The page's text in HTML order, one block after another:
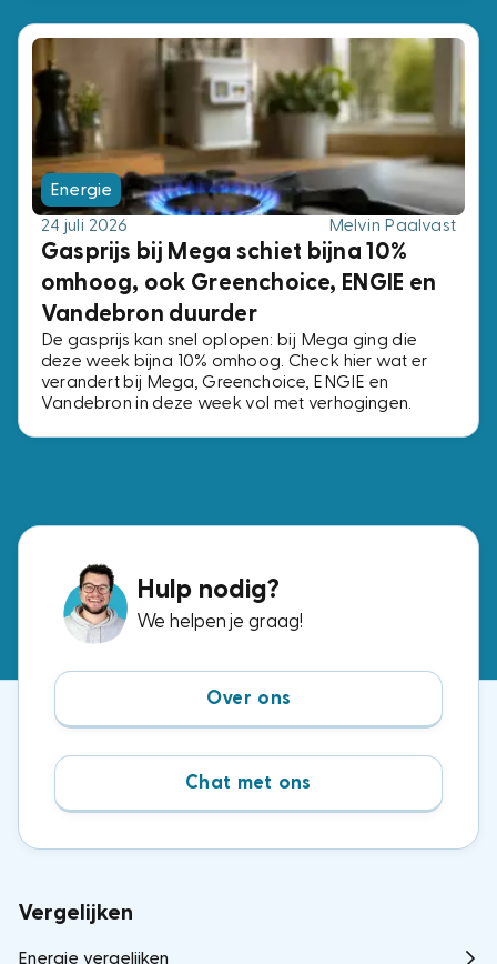
betaal je bij de ene aanbieder € 2,- per maand en
bij de andere € 15,-. Wij zochten de voordeligste
opties uit.
Energie
24 juli 2026
Melvin Paalvast
Gasprijs bij Mega schiet bijna 10%
omhoog, ook Greenchoice, ENGIE en
Vandebron duurder
De gasprijs kan snel oplopen: bij Mega ging die
deze week bijna 10% omhoog. Check hier wat er
verandert bij Mega, Greenchoice, ENGIE en
Vandebron in deze week vol met verhogingen.
Hulp nodig?
We helpen je graag!
Over ons
Chat met ons
Vergelijken
Energie vergelijken